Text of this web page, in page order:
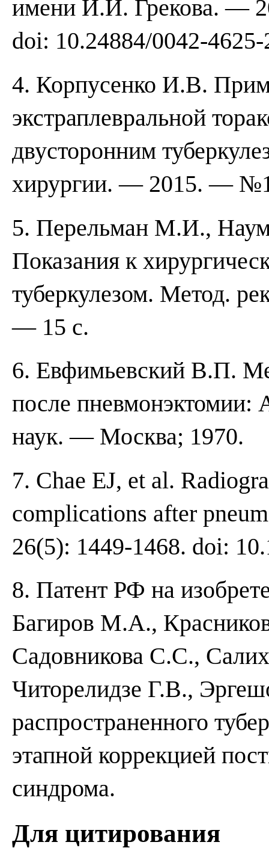
имени И.И. Грекова. —
doi: 10.24884/0042-
4. Корпусенко И.В.
экстраплевральной
двусторонним
хирургии. — 2015. —
5. Перельман М.И.,
Показания к
туберкулезом. Метод.
— 15 с.
6. Евфимьевский В.П.
после пневмонэктомии:
наук. — Москва; 1970.
7. Chae EJ, et al.
complications after
26(5): 1449-1468. doi:
8. Патент РФ на
Багиров М.А.,
Садовникова С.С.,
Читорелидзе Г.В.,
распространенного
этапной коррекцией
синдрома.
Для цитирования